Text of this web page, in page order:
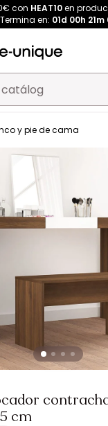
con HEAT10en
Termina en: 01d 00h 21m
y pie de cama
cm